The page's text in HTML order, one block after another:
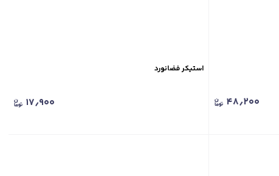
۴۸٫۲۰۰
استیکر فضانورد
۱۷٫۹۰۰